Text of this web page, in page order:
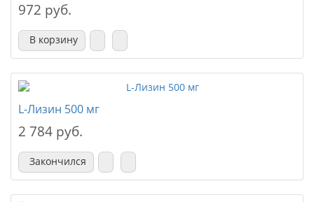
972 руб.
В корзину
L-Лизин 500 мг
2 784 руб.
Закончился